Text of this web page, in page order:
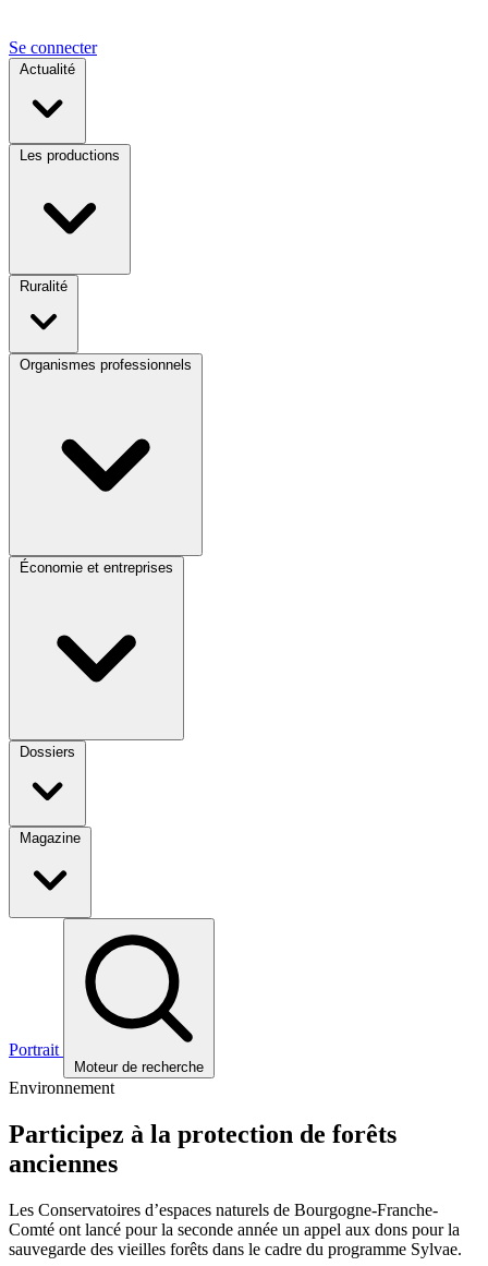
Se connecter
Actualité
Les productions
Ruralité
Organismes professionnels
Économie et entreprises
Dossiers
Magazine
Portrait
Moteur de recherche
Environnement
Participez à la protection de forêts
anciennes
Les Conservatoires d’espaces naturels de Bourgogne-Franche-
Comté ont lancé pour la seconde année un appel aux dons pour la
sauvegarde des vieilles forêts dans le cadre du programme Sylvae.